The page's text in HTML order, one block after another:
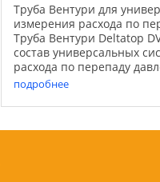
Труба Вентури для
измерения расхода по
Труба Вентури Deltatop
состав универсальных
расхода по перепаду
устройства: трубы
диафрагмы и ...
подробнее